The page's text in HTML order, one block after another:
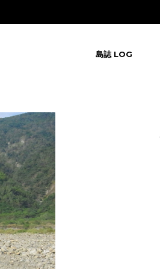
島誌 LOG